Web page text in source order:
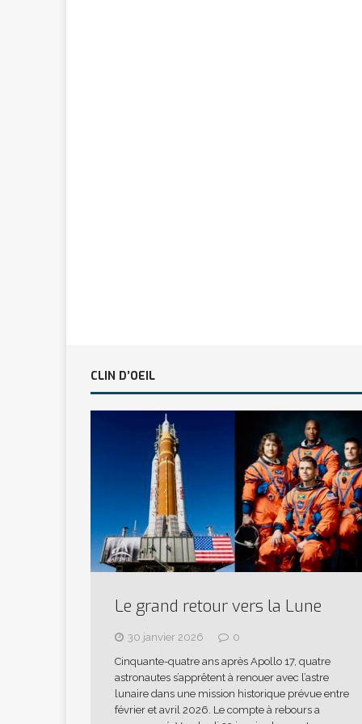
CLIN D’OEIL
Le grand retour vers la Lune
30 janvier 2026
0
Cinquante-quatre ans après Apollo 17, quatre
astronautes s’apprêtent à renouer avec l’astre
lunaire dans une mission historique prévue entre
février et avril 2026. Le compte à rebours a